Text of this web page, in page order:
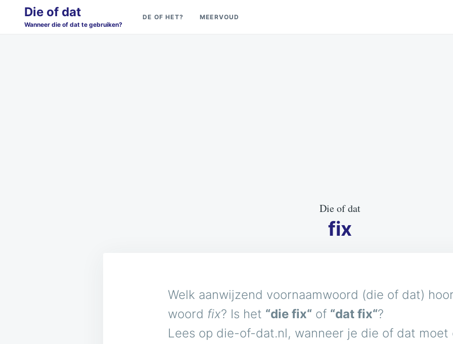
Search
for:
Die of dat
Wanneer die of dat te gebruiken?
DE OF HET? MEERVOUD
Die of dat
fix
Welk aanwijzend voornaamwoord (die of dat)
woord fix? Is het “die fix“ of “dat fix“?
Lees op die-of-dat.nl, wanneer je die of dat moet